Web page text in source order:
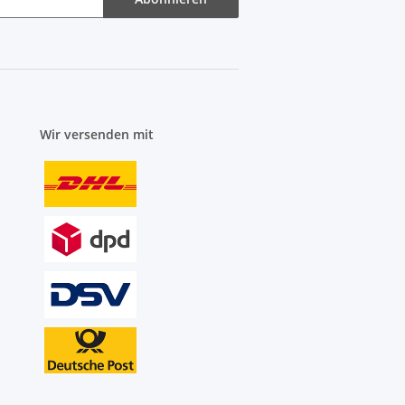
Wir versenden mit